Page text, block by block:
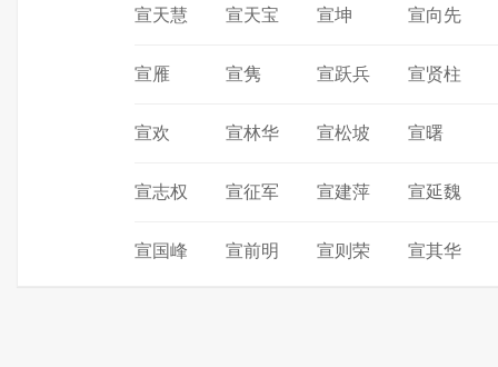
宣天慧 宣天宝 宣坤 宣向先
宣雁 宣隽 宣跃兵 宣贤柱
宣欢 宣林华 宣松坡 宣曙
宣志权 宣征军 宣建萍 宣延魏
宣国峰 宣前明 宣则荣 宣其华